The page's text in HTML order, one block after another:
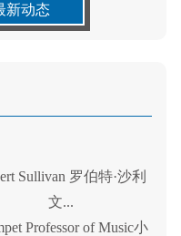
新动态
Sullivan 罗伯特·沙利
文...
Professor of Music小